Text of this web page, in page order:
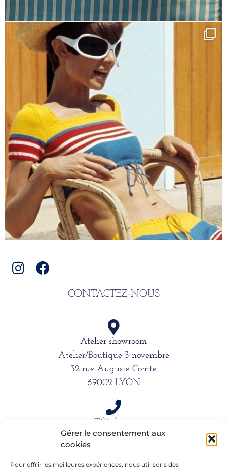
Gérer le consentement aux
cookies
Pour offrir les meilleures expériences, nous utilisons des
CONTACTEZ-NOUS
Atelier showroom
Atelier/Boutique 3 novembre
32 rue Auguste Comte
69002 LYON
Téléphone
06 15 61 39 66